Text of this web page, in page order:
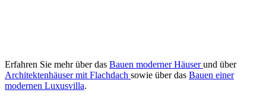
Erfahren Sie mehr über das Bauen moderner Häuserund über
Architektenhäuser mit Flachdach sowie über das Bauen einer
modernen Luxusvilla.